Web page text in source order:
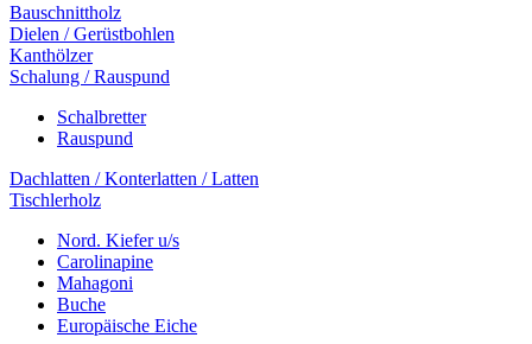
Bauschnittholz
Dielen / Gerüstbohlen
Kanthölzer
Schalung / Rauspund
Schalbretter
Rauspund
Dachlatten / Konterlatten / Latten
Tischlerholz
Nord. Kiefer u/s
Carolinapine
Mahagoni
Buche
Europäische Eiche